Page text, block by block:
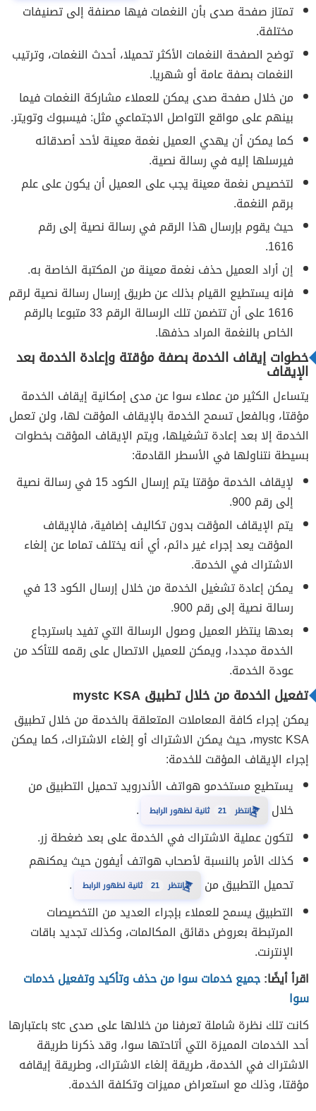
تمتاز صفحة صدى بأن النغمات فيها مصنفة إلى تصنيفات
مختلفة.
توضح الصفحة النغمات الأكثر تحميلا، أحدث النغمات، وترتيب
النغمات بصفة عامة أو شهريا.
من خلال صفحة صدى يمكن للعملاء مشاركة النغمات فيما
بينهم على مواقع التواصل الاجتماعي مثل: فيسبوك وتويتر.
كما يمكن أن يهدي العميل نغمة معينة لأحد أصدقائه
فيرسلها إليه في رسالة نصية.
لتخصيص نغمة معينة يجب على العميل أن يكون على علم
برقم النغمة.
حيث يقوم بإرسال هذا الرقم في رسالة نصية إلى رقم
1616.
إن أراد العميل حذف نغمة معينة من المكتبة الخاصة به.
فإنه يستطيع القيام بذلك عن طريق إرسال رسالة نصية لرقم
1616 على أن تتضمن تلك الرسالة الرقم 33 متبوعا بالرقم
الخاص بالنغمة المراد حذفها.
خطوات إيقاف الخدمة بصفة مؤقتة وإعادة الخدمة بعد
الإيقاف
يتساءل الكثير من عملاء سوا عن مدى إمكانية إيقاف الخدمة
مؤقتا، وبالفعل تسمح الخدمة بالإيقاف المؤقت لها، ولن تعمل
الخدمة إلا بعد إعادة تشغيلها، ويتم الإيقاف المؤقت بخطوات
بسيطة نتناولها في الأسطر القادمة:
لإيقاف الخدمة مؤقتا يتم إرسال الكود 15 في رسالة نصية
إلى رقم 900.
يتم الإيقاف المؤقت بدون تكاليف إضافية، فالإيقاف
المؤقت يعد إجراء غير دائم، أي أنه يختلف تماما عن إلغاء
الاشتراك في الخدمة.
يمكن إعادة تشغيل الخدمة من خلال إرسال الكود 13 في
رسالة نصية إلى رقم 900.
بعدها ينتظر العميل وصول الرسالة التي تفيد باسترجاع
الخدمة مجددا، ويمكن للعميل الاتصال على رقمه للتأكد من
عودة الخدمة.
تفعيل الخدمة من خلال تطبيق mystc KSA
يمكن إجراء كافة المعاملات المتعلقة بالخدمة من خلال تطبيق
mystc KSA، حيث يمكن الاشتراك أو إلغاء الاشتراك، كما يمكن
إجراء الإيقاف المؤقت للخدمة:
يستطيع مستخدمو هواتف الأندرويد تحميل التطبيق من
خلال
⏳انتظر 20 ثانية لظهور الرابط
.
لتكون عملية الاشتراك في الخدمة على بعد ضغطة زر.
كذلك الأمر بالنسبة لأصحاب هواتف أيفون حيث يمكنهم
تحميل التطبيق من
⏳انتظر 20 ثانية لظهور الرابط
.
التطبيق يسمح للعملاء بإجراء العديد من التخصيصات
المرتبطة بعروض دقائق المكالمات، وكذلك تجديد باقات
الإنترنت.
اقرأ أيضًا:جميع خدمات سوا من حذف وتأكيد وتفعيل خدمات
سوا
كانت تلك نظرة شاملة تعرفنا من خلالها على صدى stc باعتبارها
أحد الخدمات المميزة التي أتاحتها سوا، وقد ذكرنا طريقة
الاشتراك في الخدمة، طريقة إلغاء الاشتراك، وطريقة إيقافه
مؤقتا، وذلك مع استعراض مميزات وتكلفة الخدمة.